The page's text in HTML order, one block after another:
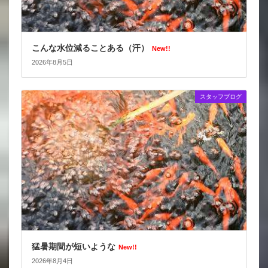
こんな水位減ることある（汗）
New!!
2026年8月5日
スタッフブログ
猛暑期間が短いような New!!
2026年8月4日